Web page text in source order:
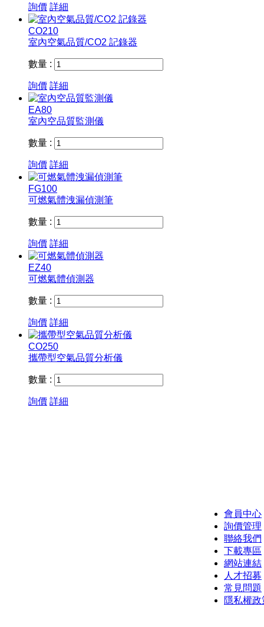
詢價 詳細
CO210
室內空氣品質/CO2 記錄器
數量 :
詢價 詳細
EA80
室內空品質監測儀
數量 :
詢價 詳細
FG100
可燃氣體洩漏偵測筆
數量 :
詢價 詳細
EZ40
可燃氣體偵測器
數量 :
詢價 詳細
CO250
攜帶型空氣品質分析儀
數量 :
詢價 詳細
會員中心
詢價管理
聯絡我們
下載專區
網站連結
人才招募
常見問題
隱私權政